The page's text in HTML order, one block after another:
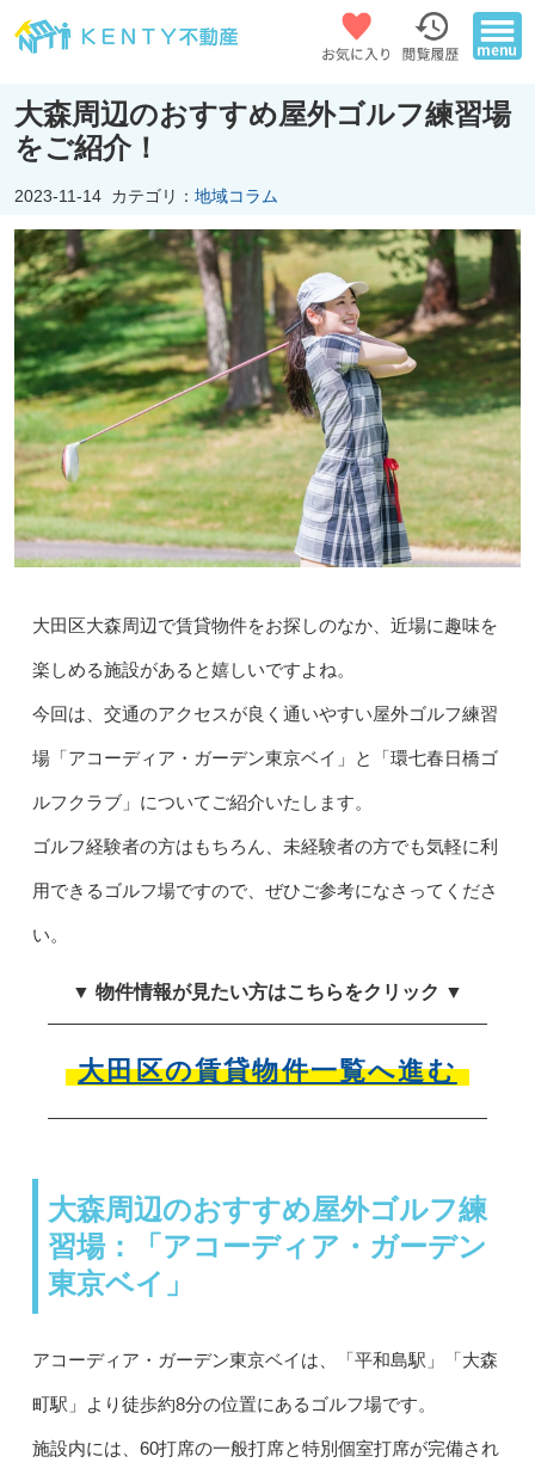
大森周辺のおすすめ屋外ゴルフ練習場
をご紹介！
2023-11-14 カテゴリ： 地域コラム
大田区大森周辺で賃貸物件をお探しのなか、近場に趣味を
楽しめる施設があると嬉しいですよね。
今回は、交通のアクセスが良く通いやすい屋外ゴルフ練習
場「アコーディア・ガーデン東京ベイ」と「環七春日橋ゴ
ルフクラブ」についてご紹介いたします。
ゴルフ経験者の方はもちろん、未経験者の方でも気軽に利
用できるゴルフ場ですので、ぜひご参考になさってくださ
い。
▼ 物件情報が見たい方はこちらをクリック ▼
大田区の賃貸物件一覧へ進む
大森周辺のおすすめ屋外ゴルフ練
習場：「アコーディア・ガーデン
東京ベイ」
アコーディア・ガーデン東京ベイは、「平和島駅」「大森
町駅」より徒歩約8分の位置にあるゴルフ場です。
施設内には、60打席の一般打席と特別個室打席が完備され